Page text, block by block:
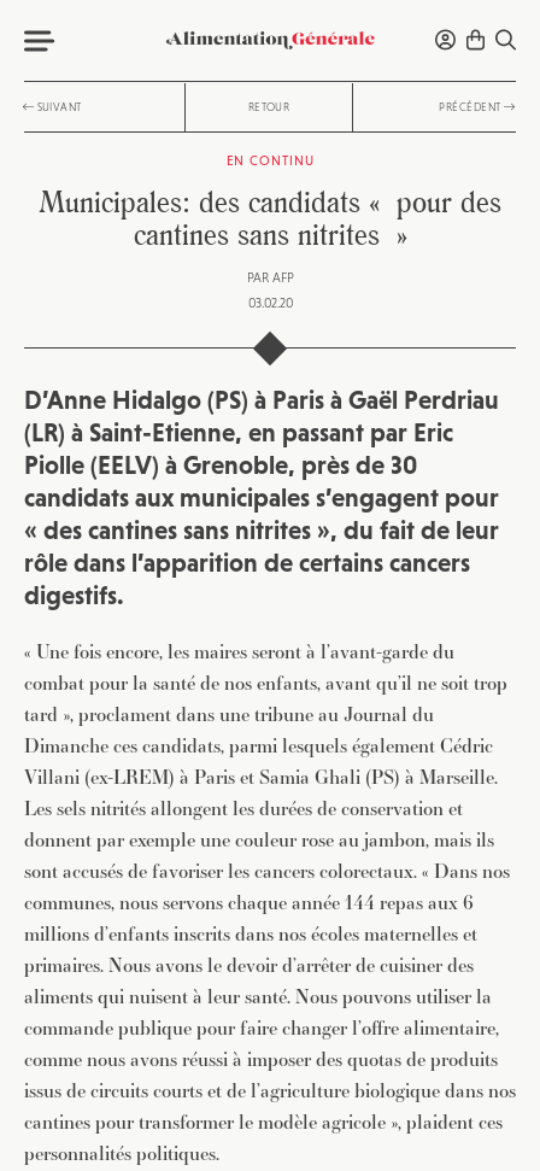
SUIVANT RETOUR PRÉCÉDENT
EN CONTINU
Municipales: des candidats « pour des
cantines sans nitrites »
PAR AFP
03.02.20
D’Anne Hidalgo (PS) à Paris à Gaël Perdriau
(LR) à Saint-Etienne, en passant par Eric
Piolle (EELV) à Grenoble, près de 30
candidats aux municipales s’engagent pour
« des cantines sans nitrites », du fait de leur
rôle dans l’apparition de certains cancers
digestifs.
« Une fois encore, les maires seront à l’avant-garde du
combat pour la santé de nos enfants, avant qu’il ne soit trop
tard », proclament dans une tribune au Journal du
Dimanche ces candidats, parmi lesquels également Cédric
Villani (ex-LREM) à Paris et Samia Ghali (PS) à Marseille.
Les sels nitrités allongent les durées de conservation et
donnent par exemple une couleur rose au jambon, mais ils
sont accusés de favoriser les cancers colorectaux. « Dans nos
communes, nous servons chaque année 144 repas aux 6
millions d’enfants inscrits dans nos écoles maternelles et
primaires. Nous avons le devoir d’arrêter de cuisiner des
aliments qui nuisent à leur santé. Nous pouvons utiliser la
commande publique pour faire changer l’offre alimentaire,
comme nous avons réussi à imposer des quotas de produits
issus de circuits courts et de l’agriculture biologique dans nos
cantines pour transformer le modèle agricole », plaident ces
personnalités politiques.